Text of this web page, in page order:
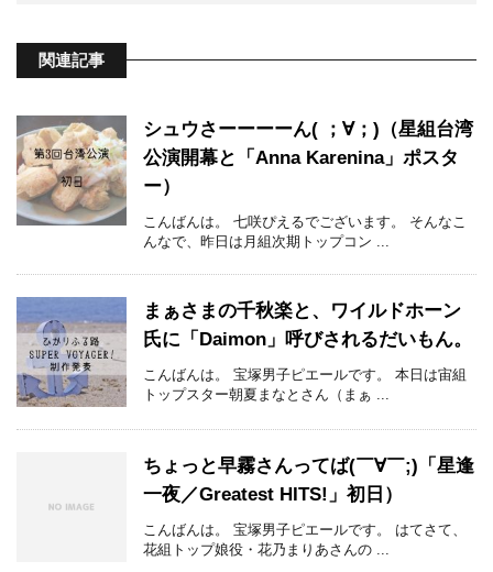
関連記事
シュウさーーーーん( ；∀；)（星組台湾
公演開幕と「Anna Karenina」ポスタ
ー）
こんばんは。 七咲ぴえるでございます。 そんなこ
んなで、昨日は月組次期トップコン ...
まぁさまの千秋楽と、ワイルドホーン
氏に「Daimon」呼びされるだいもん。
こんばんは。 宝塚男子ピエールです。 本日は宙組
トップスター朝夏まなとさん（まぁ ...
ちょっと早霧さんってば(￣∀￣;)「星逢
一夜／Greatest HITS!」初日）
こんばんは。 宝塚男子ピエールです。 はてさて、
花組トップ娘役・花乃まりあさんの ...